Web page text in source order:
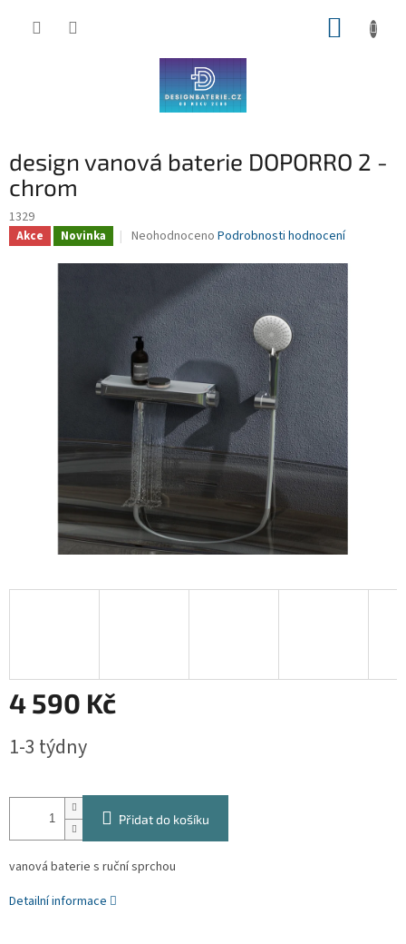
design vanová baterie DOPORRO 2 -
chrom
1329
Akce Novinka
Průměrné
produktu
5
hvězdiček.
Neohodnoceno Podrobnosti hodnocení
4 590 Kč
cena:
1-3 týdny
Přidat do košíku
vanová baterie s ruční sprchou
Detailní informace